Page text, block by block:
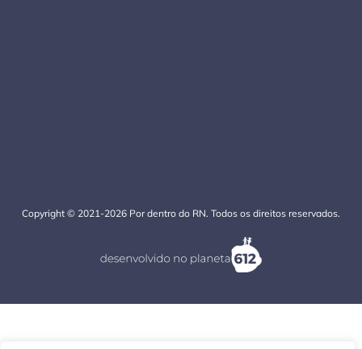
Copyright © 2021-2026 Por dentro do RN. Todos os direitos reservados.